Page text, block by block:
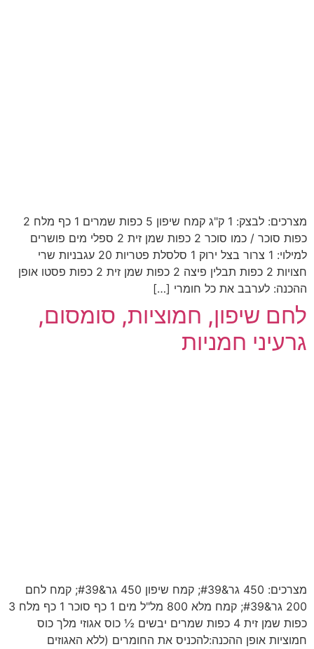
מצרכים: לבצק: 1 ק"ג קמח שיפון 5 כפות שמרים 1 כף מלח 2
כפות סוכר / כמו סוכר 2 כפות שמן זית 2 ספלי מים פושרים
למילוי: 1 צרור בצל ירוק 1 סלסלת פטריות 20 עגבניות שרי
חצויות 2 כפות תבלין פיצה 2 כפות שמן זית 2 כפות פסטו אופן
ההכנה: לערבב את כל חומרי […]
לחם שיפון, חמוציות, סומסום,
גרעיני חמניות
מצרכים: 450 גר&#39; קמח שיפון 450 גר&#39; קמח לחם
200 גר&#39; קמח מלא 800 מל"ל מים 1 כף סוכר 1 כף מלח 3
כפות שמן זית 4 כפות שמרים יבשים ½ כוס אגוזי מלך כוס
חמוציות אופן ההכנה:להכניס את החומרים (ללא האגוזים